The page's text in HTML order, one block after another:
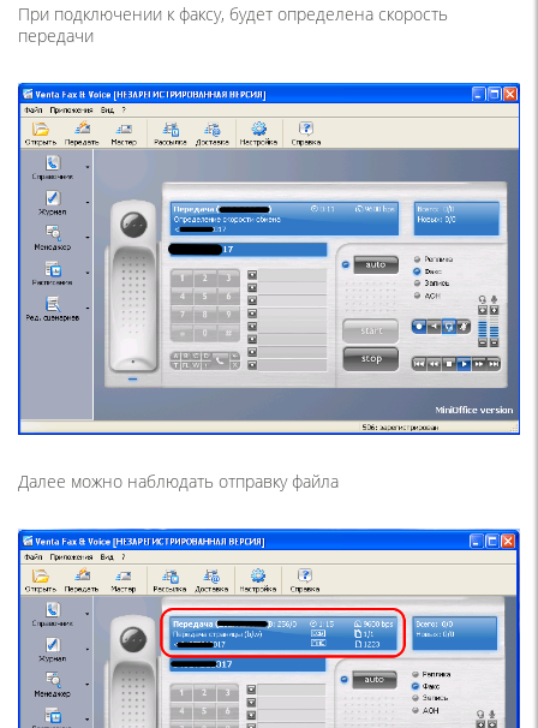
При подключении к факсу, будет определена скорость
передачи
Далее можно наблюдать отправку файла